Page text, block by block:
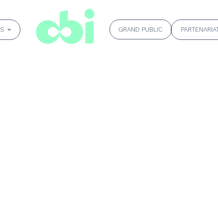
GRAND PUBLIC